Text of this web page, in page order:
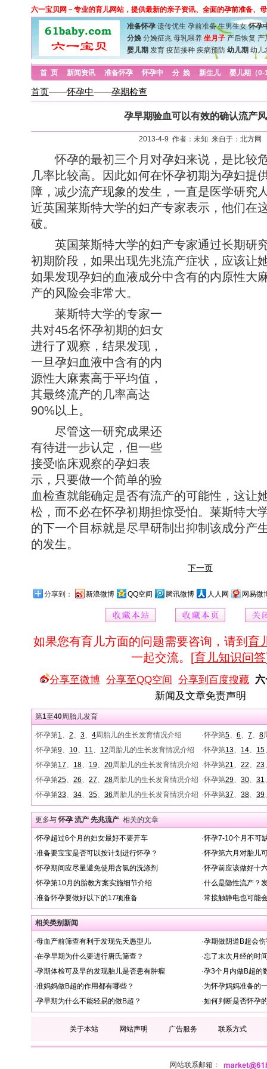
六一宝贝网－专业的育儿网站，提供最新的亲子资讯、全面的孕前准备、
准备怀孕 遗传优生 孕前准备 生男生女 怀孕
分娩 分娩征兆 母乳喂养 坐月子 产后恢复 产
婴儿期 发育 疫苗接种 疾病预防 幼儿期 幼儿
首 页 新闻资讯 准备怀孕 怀孕中 分 娩 新生儿 婴儿期（0-
首页——怀孕中——孕期检查
孕早期验血可以有效的确认流产
2013-4-9 作者：未知 来自于：北方网
怀孕的最初三个月对孕妇来说，是比较
几率比较高。因此如何在怀孕初期为孕妇提
障，减少流产现象的发生，一直是医学研究
近英国莱斯特大学的妇产专家表示，他们在
破。
英国莱斯特大学的妇产专家通过长期研
初期阶段，如果出现先兆流产症状，应该让
如果发现孕妇的血液成分中含有的内原性大
产的风险会非常大。
莱斯特大学的专家一
共对45名怀孕初期的妇女
进行了观察，结果发现，
一旦孕妇血液中含有的内
源性大麻素高于平均值，
其最终流产的几率高达
90%以上。
尽管这一研究成果还
有待进一步认定，但一些
接受临床观察的孕妇表
示，只要做一个简单的验
血检查就能确定是否有流产的可能性，这让
松，而不必在怀孕初期担惊受怕。莱斯特大
的下一个目标就是尽早研制出抑制该成分产
的发生。
下一页
分享到： 新浪微博 QQ空间 腾讯微博 人人网 网易微
如果您有育儿方面的问题需要咨询，请到 育
一起交流。[育儿知识问答
分享至微博 分享至QQ空间 分享到百度搜藏
新闻及文章免责声明
第1至40周胎儿发育
·怀孕第1、 2、 3、 4周胎儿的生长发育情况介绍 ·怀孕第5、 6、 7、 8
·怀孕第9、 10、 11、 12周胎儿的生长发育情况介绍 ·怀孕第13、 14、 15
·怀孕第17、 18、 19、 20周胎儿的生长发育情况介绍 ·怀孕第21、 22、 23
·怀孕第25、 26、 27、 28周胎儿的生长发育情况介绍 ·怀孕第29、 30、 31
·怀孕第33、 34、 35、 36周胎儿的生长发育情况介绍 ·怀孕第37、 38、 39
更多与怀孕 流产 先兆流产 相关的文章
·怀孕超过6个月的妇女最好不要开车 ·怀孕7-10个月不可
·准备要宝宝是否可以按计划进行怀孕？ ·怀孕第六月对胎儿
·怀孕期间应尽量避免使用含氯的洗涤剂 ·怀孕前应该做好十
·怀孕第10月的胎教方案实施细节介绍 ·什么是隐性流产？
·准备怀孕要做好以下的17项准备 ·常接触静电也可能
相关类别新闻
·母血产前筛查有利于发现先天愚型儿 ·孕期做阴道B超会
·在孕早期为什么要进行唐氏筛查？ ·忘了末次月经的时
·孕期体检可及早的发现胎儿是否患有肿瘤 ·孕3个月内做B超的
·准妈妈做B超的作用都有哪些？ ·为怀孕妈妈准备的
·孕早期为什么不能轻易的做B超？ ·如何判断是否怀孕
关于本站 网站声明 广告服务 联系方式
网站联系邮箱：